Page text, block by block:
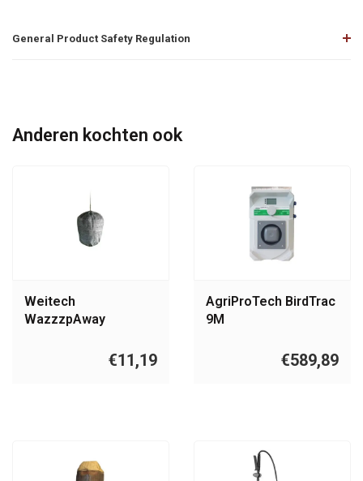
General Product Safety Regulation
Anderen kochten ook
Weitech
WazzzpAway
€11,19
AgriProTech BirdTrac
9M
€589,89